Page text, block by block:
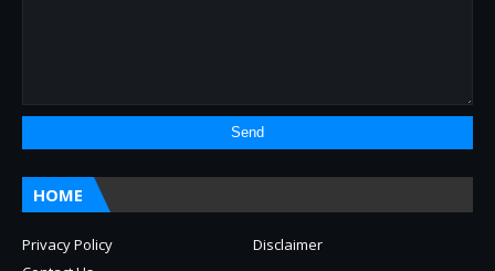
HOME
Privacy Policy
Disclaimer